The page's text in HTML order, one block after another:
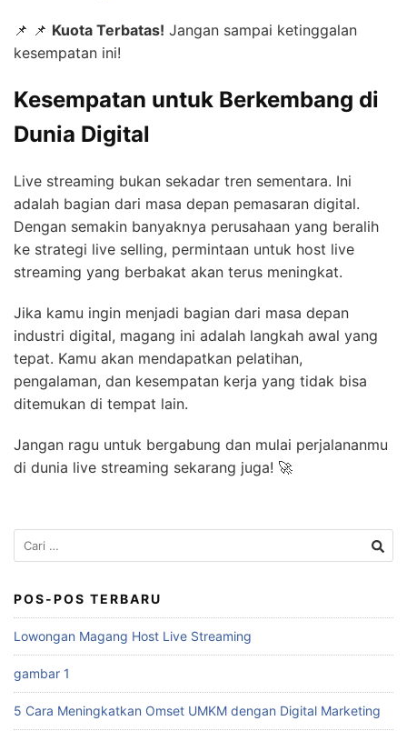
📌 📌 Kuota Terbatas! Jangan sampai ketinggalan
kesempatan ini!
Kesempatan untuk Berkembang di
Dunia Digital
Live streaming bukan sekadar tren sementara. Ini
adalah bagian dari masa depan pemasaran digital.
Dengan semakin banyaknya perusahaan yang beralih
ke strategi live selling, permintaan untuk host live
streaming yang berbakat akan terus meningkat.
Jika kamu ingin menjadi bagian dari masa depan
industri digital, magang ini adalah langkah awal yang
tepat. Kamu akan mendapatkan pelatihan,
pengalaman, dan kesempatan kerja yang tidak bisa
ditemukan di tempat lain.
Jangan ragu untuk bergabung dan mulai perjalananmu
di dunia live streaming sekarang juga! 🚀
POS-POS TERBARU
Lowongan Magang Host Live Streaming
gambar 1
5 Cara Meningkatkan Omset UMKM dengan Digital Marketing